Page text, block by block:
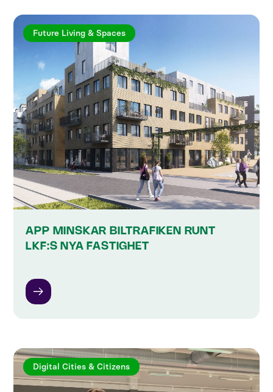
Future Living & Spaces
APP MINSKAR BILTRAFIKEN RUNT
LKF:S NYA FASTIGHET
Digital Cities & Citizens